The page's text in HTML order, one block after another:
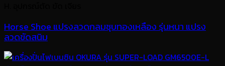
Horse Shoe แปรงลวดกลมชุบทองเหลือง รุ่นหนา แปรง
ลวดขัดสนิม